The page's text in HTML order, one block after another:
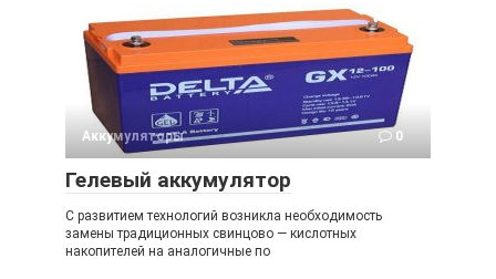
Аккумуляторы 0
Гелевый аккумулятор
С развитием технологий возникла необходимость
замены традиционных свинцово — кислотных
накопителей на аналогичные по